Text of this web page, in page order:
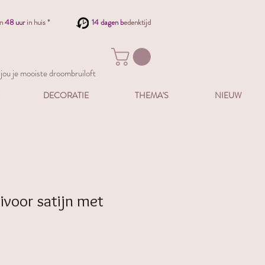
48 uur in huis * 14 dagen bedenktijd
je mooiste droombruiloft
DECORATIE THEMA'S NIEUW
satijn met